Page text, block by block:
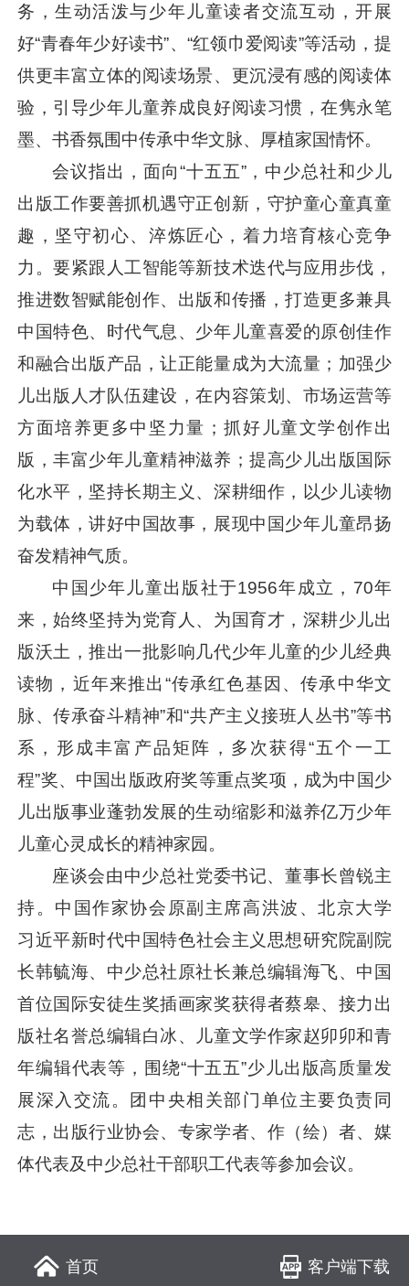
务，生动活泼与少年儿童读者交流互动，开展
好“青春年少好读书”、“红领巾爱阅读”等活动，提
供更丰富立体的阅读场景、更沉浸有感的阅读体
验，引导少年儿童养成良好阅读习惯，在隽永笔
墨、书香氛围中传承中华文脉、厚植家国情怀。
会议指出，面向“十五五”，中少总社和少儿
出版工作要善抓机遇守正创新，守护童心童真童
趣，坚守初心、淬炼匠心，着力培育核心竞争
力。要紧跟人工智能等新技术迭代与应用步伐，
推进数智赋能创作、出版和传播，打造更多兼具
中国特色、时代气息、少年儿童喜爱的原创佳作
和融合出版产品，让正能量成为大流量；加强少
儿出版人才队伍建设，在内容策划、市场运营等
方面培养更多中坚力量；抓好儿童文学创作出
版，丰富少年儿童精神滋养；提高少儿出版国际
化水平，坚持长期主义、深耕细作，以少儿读物
为载体，讲好中国故事，展现中国少年儿童昂扬
奋发精神气质。
中国少年儿童出版社于1956年成立，70年
来，始终坚持为党育人、为国育才，深耕少儿出
版沃土，推出一批影响几代少年儿童的少儿经典
读物，近年来推出“传承红色基因、传承中华文
脉、传承奋斗精神”和“共产主义接班人丛书”等书
系，形成丰富产品矩阵，多次获得“五个一工
程”奖、中国出版政府奖等重点奖项，成为中国少
儿出版事业蓬勃发展的生动缩影和滋养亿万少年
儿童心灵成长的精神家园。
座谈会由中少总社党委书记、董事长曾锐主
持。中国作家协会原副主席高洪波、北京大学
习近平新时代中国特色社会主义思想研究院副院
长韩毓海、中少总社原社长兼总编辑海飞、中国
首位国际安徒生奖插画家奖获得者蔡皋、接力出
版社名誉总编辑白冰、儿童文学作家赵卯卯和青
年编辑代表等，围绕“十五五”少儿出版高质量发
展深入交流。团中央相关部门单位主要负责同
志，出版行业协会、专家学者、作（绘）者、媒
体代表及中少总社干部职工代表等参加会议。
首页 客户端下载